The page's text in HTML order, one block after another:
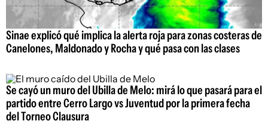
Sinae explicó qué implica la alerta roja para zonas costeras de
Canelones, Maldonado y Rocha y qué pasa con las clases
Se cayó un muro del Ubilla de Melo: mirá lo que pasará para el
partido entre Cerro Largo vs Juventud por la primera fecha
del Torneo Clausura